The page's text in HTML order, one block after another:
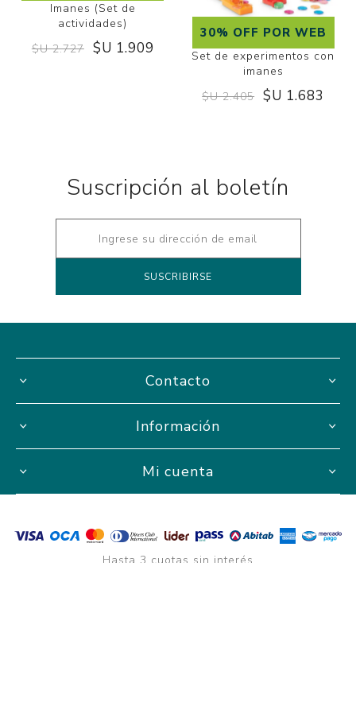
Imanes (Set de
actividades)
$U 2.727 $U 1.909
30% OFF POR WEB
Set de experimentos con
imanes
$U 2.405 $U 1.683
Suscripción al boletín
Contacto
Información
Mi cuenta
Hasta 3 cuotas sin interés